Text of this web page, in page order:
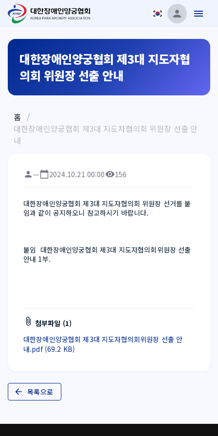
대한장애인양궁협회 제3대 지도자협
의회 위원장 선출 안내
홈 /
대한장애인양궁협회 제3대 지도자협의회 위원장 선출 안
내
— 2024.10.21 00:00 156
대한장애인양궁협회 제3대 지도자협의회 위원장 선거를 붙
임과 같이 공지하오니 참고하시기 바랍니다.
붙임  대한장애인양궁협회 제3대 지도자협의회위원장 선출
안내 1부.
첨부파일 (1)
대한장애인양궁협회 제3대 지도자협의회위원장 선출 안
내.pdf (69.2 KB)
목록으로